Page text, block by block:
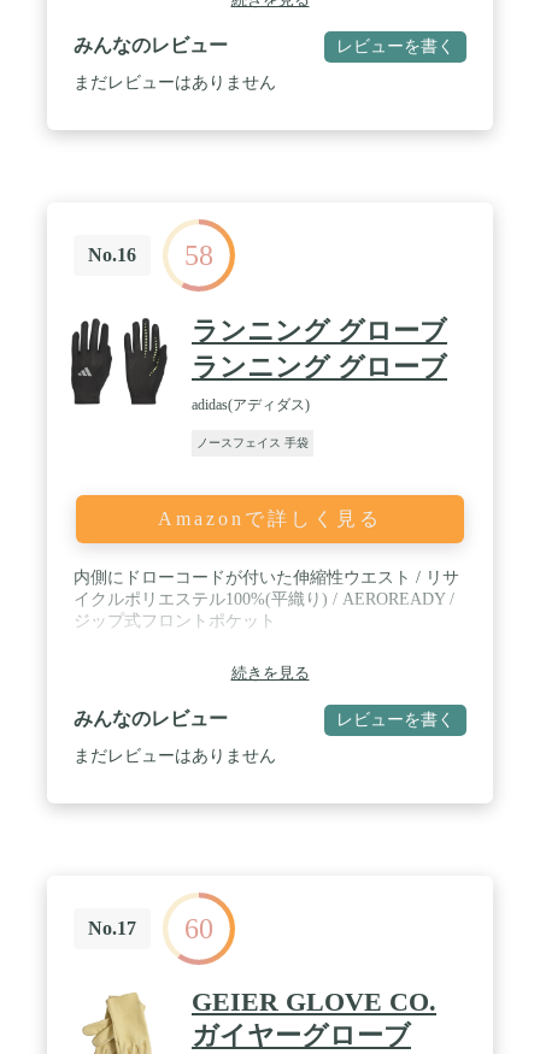
て、耐熱手袋は手首まで覆う長さを採用します。ま
た、袖をグローブにいれるスペースがあるので、服
の袖を汚れや煤から守ります。 / ★縫製改良で耐久
性UP!★ 外層は耐久性に優れた牛革で、頑丈で長時
ｘ幅13cm、Ｌ-長さ35cmｘ幅14cm；【正味重量】
Ｍ-290ｇ、Ｌ-365ｇ。二つのサイズを選択可能で購
入する前に丁寧に確認してください。 / ★インドア
やアウトドアに大活躍★ コンパクトで収納、携帯便
利なので、様様な場合で適用。キッチン料理はもち
ろん、BBQ、焚火、キャンプ調理などアウトドアで
も大活躍。薪作業、土木作業、建築作業、園芸、鍋
つかみにも対応できます。お客様に心強いご購入・
お使い頂けるよう、ネイチャーハイク耐熱グローブ
品の品質には万全を期しておりますが、万が一商品
ゾンの購入履歴より弊社までご連絡ください。
みんなのレビュー レビューを書く
まだレビューはありません
No.16 58
ランニング グローブ
ランニング グローブ
adidas(アディダス)
ノースフェイス 手袋
Amazonで詳しく見る
内側にドローコードが付いた伸縮性ウエスト / リサ
イクルポリエステル100%(平織り) / AEROREADY /
ジップ式フロントポケット
続きを見る
みんなのレビュー レビューを書く
まだレビューはありません
No.17 60
GEIER GLOVE CO.
ガイヤーグローブ